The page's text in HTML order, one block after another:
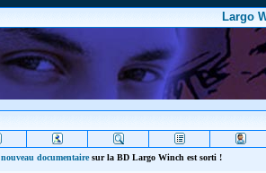
Largo
nouveau documentairesur la BD Largo Winch est sorti !